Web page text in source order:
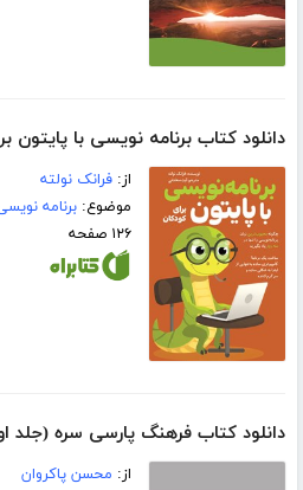
دانلود کتاب برنامه نویسی با پایتون
از:فرانک نولته
موضوع:برنامه
۱۲۶ صفحه
دانلود کتاب فرهنگ پارسی سره (جلد
از: محسن پاکروان